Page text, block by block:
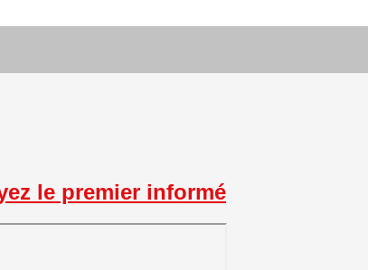
le premier informé